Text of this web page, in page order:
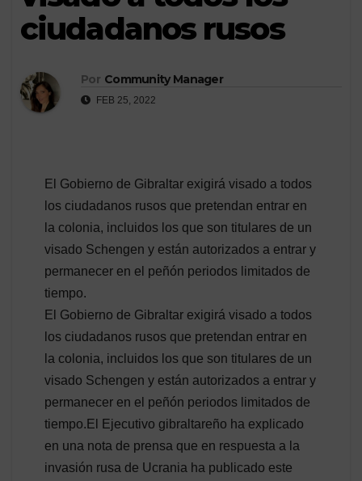
ciudadanos rusos
Por Community Manager
FEB 25, 2022
El Gobierno de Gibraltar exigirá visado a todos
los ciudadanos rusos que pretendan entrar en
la colonia, incluidos los que son titulares de un
visado Schengen y están autorizados a entrar y
permanecer en el peñón periodos limitados de
tiempo.
El Gobierno de Gibraltar exigirá visado a todos
los ciudadanos rusos que pretendan entrar en
la colonia, incluidos los que son titulares de un
visado Schengen y están autorizados a entrar y
permanecer en el peñón periodos limitados de
tiempo.El Ejecutivo gibraltareño ha explicado
en una nota de prensa que en respuesta a la
invasión rusa de Ucrania ha publicado este